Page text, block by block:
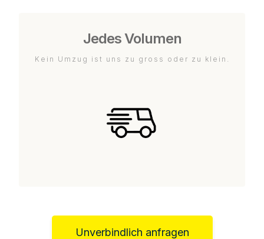
Jedes Volumen
Kein Umzug ist uns zu gross oder zu klein.
Unverbindlich anfragen